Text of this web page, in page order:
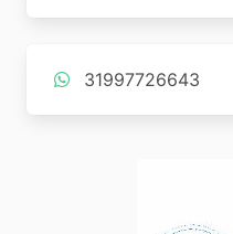
31997726643